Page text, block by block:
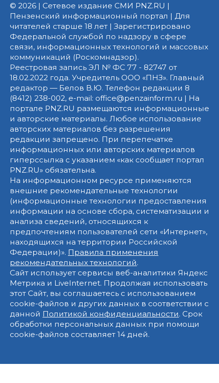
© 2026 | Сетевое издание СМИ PNZ.RU |
Пензенский информационный портал | Для
читателей старше 18 лет | Зарегистрировано
Федеральной службой по надзору в сфере
связи, информационных технологий и массовых
коммуникаций (Роскомнадзор).
Реестровая запись ЭЛ № ФС 77 - 82747 от
18.02.2022 года. Учредитель ООО «ПНЗ». Главный
редактор — Белов В.Ю. Телефон редакции 8
(8412) 238-002, e-mail: office@penzainform.ru | На
портале PNZ.RU размещаются информационные
и авторские материалы. Любое использование
авторских материалов без разрешения
редакции запрещено. При перепечатке
информационных или авторских материалов
гиперссылка с указанием «как сообщает портал
PNZ.RU» обязательна.
На информационном ресурсе применяются
внешние рекомендательные технологии
(информационные технологии предоставления
информации на основе сбора, систематизации и
анализа сведений, относящихся к
предпочтениям пользователей сети «Интернет»,
находящихся на территории Российской
Федерации)». Правила применения
рекомендательных технологий.
Сайт использует сервисы веб-аналитики Яндекс
Метрика и LiveInternet. Продолжая использовать
этот Сайт, вы соглашаетесь с использованием
cookie-файлов и других данных в соответствии с
данной Политикой конфиденциальности. Срок
обработки персональных данных при помощи
cookie-файлов составляет 14 дней.